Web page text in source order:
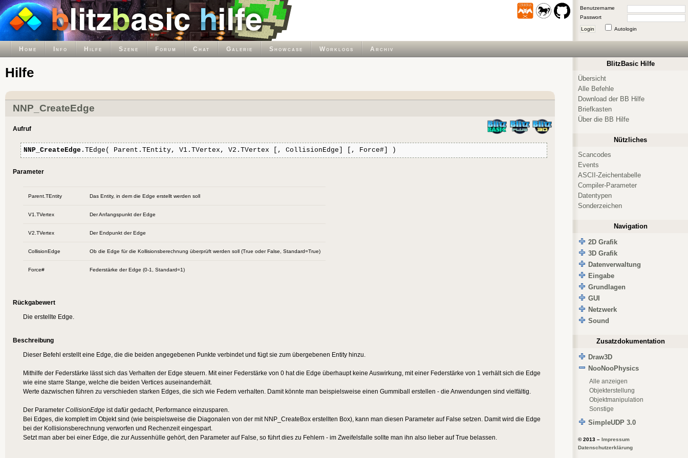
Benutzername
Passwort
Login Autologin
Home Info Hilfe Szene Forum Chat Galerie Showcase Worklogs Archiv
Hilfe
NNP_CreateEdge
Aufruf
NNP_CreateEdge .TEdge( Parent.TEntity, V1.TVertex, V2.TVertex [, CollisionEdge] [, Force#] )
Parameter
Parent.TEntity Das Entity, in dem die Edge erstellt werden soll
V1.TVertex Der Anfangspunkt der Edge
V2.TVertex Der Endpunkt der Edge
CollisionEdge Ob die Edge für die Kollisionsberechnung überprüft werden soll (True oder False, Standard=True)
Force# Federstärke der Edge (0-1, Standard=1)
Rückgabewert
Die erstellte Edge.
Beschreibung
Dieser Befehl erstellt eine Edge, die die beiden angegebenen Punkte verbindet und fügt sie zum übergebenen Entity hinzu.
Mithilfe der Federstärke lässt sich das Verhalten der Edge steuern. Mit einer Federstärke von 0 hat die Edge überhaupt keine Auswirkung, mit einer Federstärke von 1 verhält sich die Edge
wie eine starre Stange, welche die beiden Vertices auseinanderhält.
Werte dazwischen führen zu verschieden starken Edges, die sich wie Federn verhalten. Damit könnte man beispielsweise einen Gummiball erstellen - die Anwendungen sind vielfältig.
Der Parameter CollisionEdge ist dafür gedacht, Performance einzusparen.
Bei Edges, die komplett im Objekt sind (wie beispielsweise die Diagonalen von der mit NNP_CreateBox erstellten Box), kann man diesen Parameter auf False setzen. Damit wird die Edge
bei der Kollisionsberechnung verworfen und Rechenzeit eingespart.
Setzt man aber bei einer Edge, die zur Aussenhülle gehört, den Parameter auf False, so führt dies zu Fehlern - im Zweifelsfalle sollte man ihn also lieber auf True belassen.
BlitzBasic Hilfe
Übersicht
Alle Befehle
Download der BB Hilfe
Briefkasten
Über die BB Hilfe
Nützliches
Scancodes
Events
ASCII-Zeichentabelle
Compiler-Parameter
Datentypen
Sonderzeichen
Navigation
2D Grafik
3D Grafik
Datenverwaltung
Eingabe
Grundlagen
GUI
Netzwerk
Sound
Zusatzdokumentation
Draw3D
NooNooPhysics
Alle anzeigen
Objekterstellung
Objektmanipulation
Sonstige
SimpleUDP 3.0
© 2013 – Impressum
Datenschutzerklärung